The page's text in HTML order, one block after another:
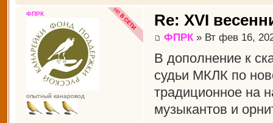
Re: XVI
ФПРК» Вт фев 16,
В дополнение к
судьи МКЛК по
традиционное на
музыкантов и
ФПРК
опытный канаровод